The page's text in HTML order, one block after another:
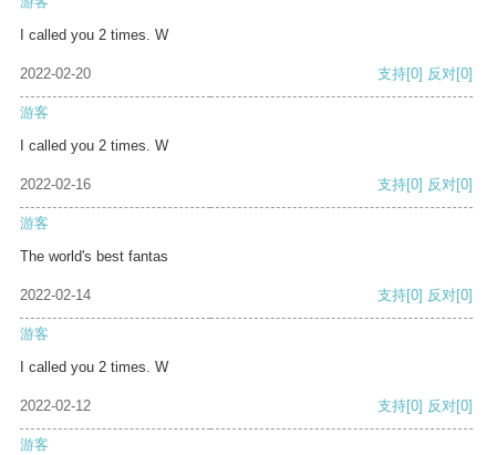
I called you 2 times. W
2022-02-20 支持[0] 反对[0]
游客
I called you 2 times. W
2022-02-16 支持[0] 反对[0]
游客
The world's best fantas
2022-02-14 支持[0] 反对[0]
游客
I called you 2 times. W
2022-02-12 支持[0] 反对[0]
游客